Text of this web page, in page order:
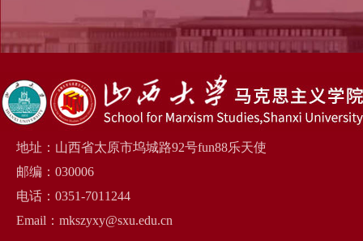
地址：山西省太原市坞城路92号fun88乐天使
邮编：030006
电话：0351-7011244
Email：mkszyxy@sxu.edu.cn